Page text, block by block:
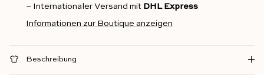
– Internationaler Versand mit DHL Express
Informationen zur Boutique anzeigen
Beschreibung